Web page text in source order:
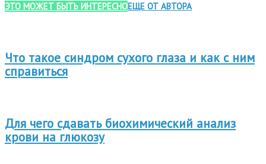
ЭТО МОЖЕТ БЫТЬ ИНТЕРЕСНОЕЩЕ ОТ АВТОРА
Что такое синдром сухого глаза и как с ним
справиться
Для чего сдавать биохимический анализ
крови на глюкозу